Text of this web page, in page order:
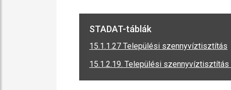
STADAT-táblák
15.1.1.27 Települési szennyvíztisztítás
15.1.2.19. Települési